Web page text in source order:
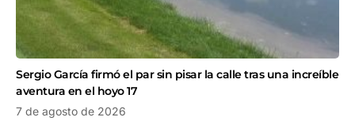
Sergio García firmó el par sin pisar la calle tras una increíble
aventura en el hoyo 17
7 de agosto de 2026